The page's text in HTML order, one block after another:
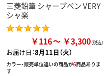
三菱鉛筆 シャープペン VERY
シャ楽
￥116 ￥3,300
お届け日：8月11日（火）
カラー・販売単位違いの商品が6商品ありま
す